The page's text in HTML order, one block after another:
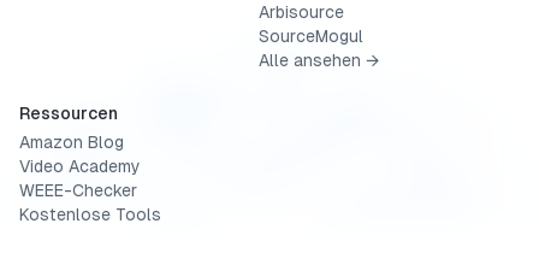
Arbisource
SourceMogul
Alle ansehen →
Ressourcen
Amazon Blog
Video Academy
WEEE-Checker
Kostenlose Tools